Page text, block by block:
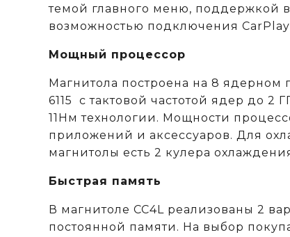
темой главного меню, поддержкой
возможностью подключения
Мощный процессор
Магнитола построена на 8 ядерном
6115
c тактовой частотой ядер до 2
11Нм технологии. Мощности
приложений и аксессуаров. Для
магнитолы есть 2 кулера
Быстрая память
В магнитоле CC4L реализованы 2
постоянной памяти. На выбор